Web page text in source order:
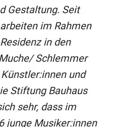
Gestaltung. Seit
im Rahmen
in den
Schlemmer
und
Stiftung Bauhaus
sehr, dass im
junge Musiker:innen